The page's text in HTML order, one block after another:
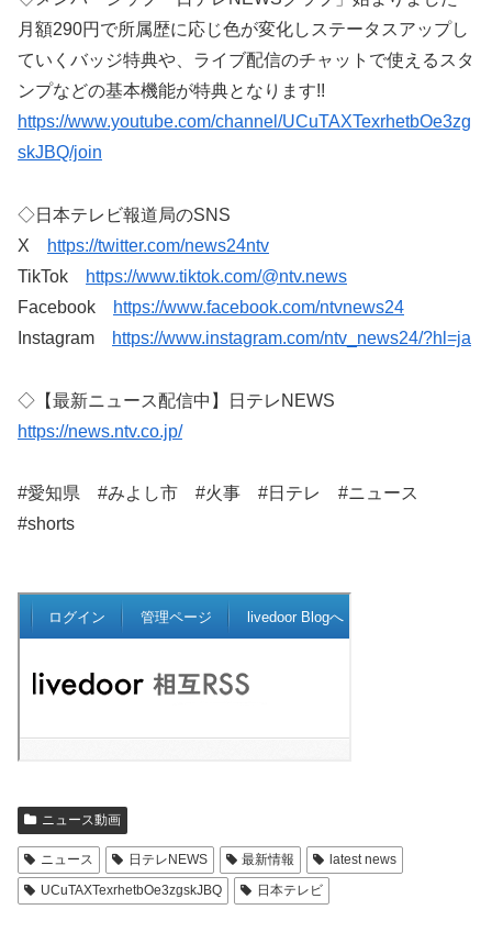
月額290円で所属歴に応じ色が変化しステータスアップし
ていくバッジ特典や、ライブ配信のチャットで使えるスタ
ンプなどの基本機能が特典となります!!
https://www.youtube.com/channel/UCuTAXTexrhetbOe3zg
skJBQ/join
◇日本テレビ報道局のSNS
X
https://twitter.com/news24ntv
TikTok
https://www.tiktok.com/@ntv.news
Facebook
https://www.facebook.com/ntvnews24
Instagram
https://www.instagram.com/ntv_news24/?hl=ja
◇【最新ニュース配信中】日テレNEWS
https://news.ntv.co.jp/
#愛知県 #みよし市 #火事 #日テレ #ニュース
#shorts
ニュース動画
ニュース 日テレNEWS 最新情報
latest news
UCuTAXTexrhetbOe3zgskJBQ
日本テレビ